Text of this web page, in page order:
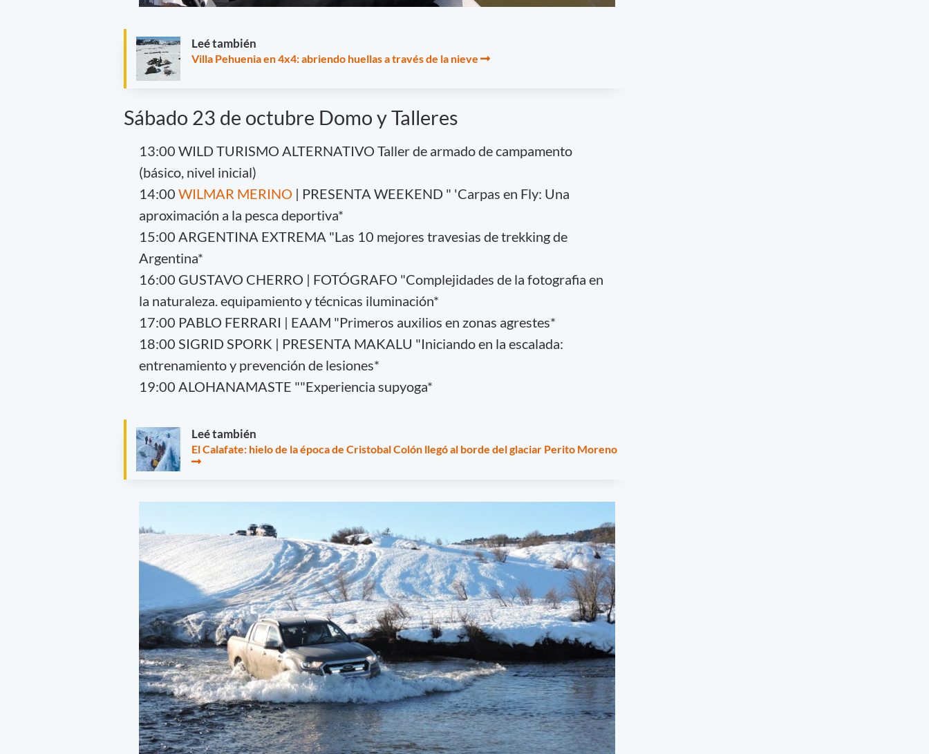
Leé también
Villa Pehuenia en 4x4: abriendo huellas a través de la nieve
Sábado 23 de octubre Domo y Talleres
13:00 WILD TURISMO ALTERNATIVO Taller de armado de campamento
(básico, nivel inicial)
14:00 WILMAR MERINO | PRESENTA WEEKEND " 'Carpas en Fly: Una
aproximación a la pesca deportiva*
15:00 ARGENTINA EXTREMA "Las 10 mejores travesias de trekking de
Argentina*
16:00 GUSTAVO CHERRO | FOTÓGRAFO "Complejidades de la fotografia en
la naturaleza. equipamiento y técnicas iluminación*
17:00 PABLO FERRARI | EAAM "Primeros auxilios en zonas agrestes*
18:00 SIGRID SPORK | PRESENTA MAKALU "Iniciando en la escalada:
entrenamiento y prevención de lesiones*
19:00 ALOHANAMASTE ""Experiencia supyoga*
Leé también
El Calafate: hielo de la época de Cristobal Colón llegó al borde del glaciar Perito Moreno